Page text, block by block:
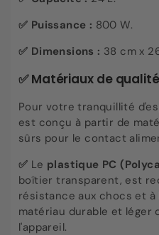
✅ Puissance : 800 W.
✅ Dimensions : 38 cm x
✅Matériaux de qualité
Pour votre tranquillité
est conçu à partir de
sûrs pour le contact
✅ Le plastique PC
boîtier transparent, est
résistance aux chocs et à
matériau durable et léger
l'appareil.